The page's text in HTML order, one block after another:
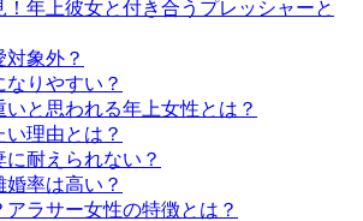
年上彼女と付き合うプレッシャーと
象外？
りやすい？
と思われる年上女性とは？
理由とは？
耐えられない？
率は高い？
ラサー女性の特徴とは？